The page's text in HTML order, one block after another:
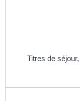
Titres de séjour,